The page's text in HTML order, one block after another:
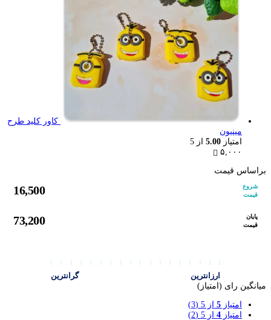
کاور کلید طرح
مینیون
امتیاز 5.00 از 5
۵,۰۰۰
براساس قیمت
شروع
قیمت
16,500
پایان
قیمت
73,200
ارزانترین
گرانترین
میانگین رای (امتیاز)
امتیاز 5 از 5
(3)
امتیاز 4 از 5 (2)